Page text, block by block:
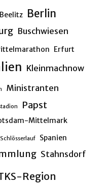
Beelitz Berlin
Buschwiesen
Erfurt
Kleinmachnow
Ministranten
Papst
Mittelmark
Schlösserlauf Spanien
Stahnsdorf
Region